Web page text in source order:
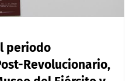
periodo
Revolucionario,